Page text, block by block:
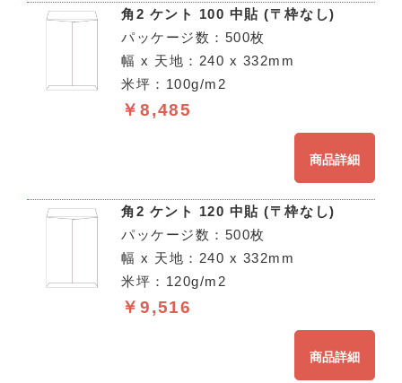
角2 ケント 100 中貼 (〒枠なし)
パッケージ数：500枚
幅 x 天地：240 x 332mm
米坪：100g/m2
￥8,485
商品詳細
角2 ケント 120 中貼 (〒枠なし)
パッケージ数：500枚
幅 x 天地：240 x 332mm
米坪：120g/m2
￥9,516
商品詳細